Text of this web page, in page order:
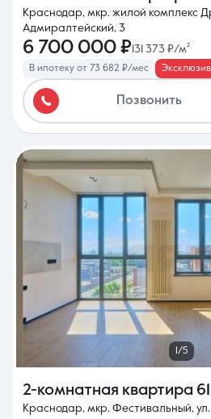
Краснодар, мкр. жилой комплекс
Адмиралтейский, 3
6 700 000 ₽ 131 373 ₽/м²
В ипотеку от 73 682 ₽/мес Эксклюзив
Позвонить
1/5
2-комнатная квартира
Краснодар, мкр. Фестивальный, ул.